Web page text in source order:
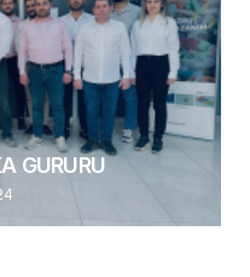
GURURU